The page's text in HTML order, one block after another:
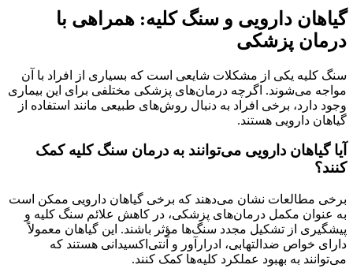
گیاهان دارویی و سنگ کلیه: همراهی با
درمان پزشکی
سنگ کلیه یکی از مشکلات شایعی است که بسیاری از افراد با آن
مواجه می‌شوند. اگرچه درمان‌های پزشکی مختلفی برای این بیماری
وجود دارد، برخی افراد به دنبال روش‌های طبیعی مانند استفاده از
گیاهان دارویی هستند.
آیا گیاهان دارویی می‌توانند به درمان سنگ کلیه کمک
کنند؟
برخی مطالعات نشان می‌دهند که برخی گیاهان دارویی ممکن است
به عنوان مکمل درمان‌های پزشکی، در کاهش علائم سنگ کلیه و
پیشگیری از تشکیل مجدد سنگ‌ها مؤثر باشند. این گیاهان معمولاً
دارای خواص ضدالتهابی، ادرارآور و آنتی‌اکسیدانی هستند که
می‌توانند به بهبود عملکرد کلیه‌ها کمک کنند.